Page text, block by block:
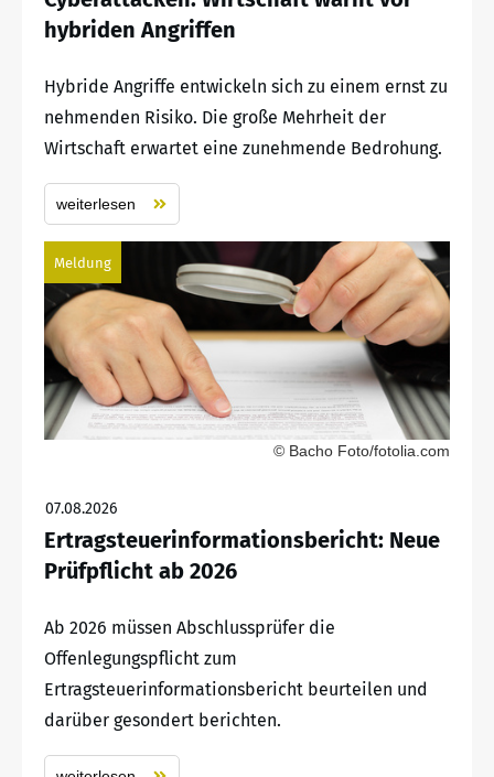
hybriden Angriffen
Hybride Angriffe entwickeln sich zu einem ernst zu
nehmenden Risiko. Die große Mehrheit der
Wirtschaft erwartet eine zunehmende Bedrohung.
weiterlesen
Meldung
© Bacho Foto/fotolia.com
07.08.2026
Ertragsteuerinformationsbericht: Neue
Prüfpflicht ab 2026
Ab 2026 müssen Abschlussprüfer die
Offenlegungspflicht zum
Ertragsteuerinformationsbericht beurteilen und
darüber gesondert berichten.